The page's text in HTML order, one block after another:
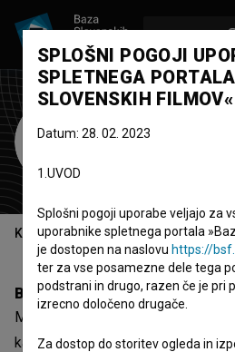
Miodrag
Kazalo
Biografija
Miodrag Mirić je scenograf.
katerem je sodeloval, jeZadah
SPLOŠNI POGOJI
SPLETNEGA
SLOVENSKIH FILMOV«
Datum: 28. 02. 2023
1.UVOD
Splošni pogoji uporabe veljajo za
uporabnike spletnega portala
je dostopen na naslovu https://
ter za vse posamezne dele tega
podstrani in drugo, razen če je pri
izrecno določeno drugače.
Za dostop do storitev ogleda in